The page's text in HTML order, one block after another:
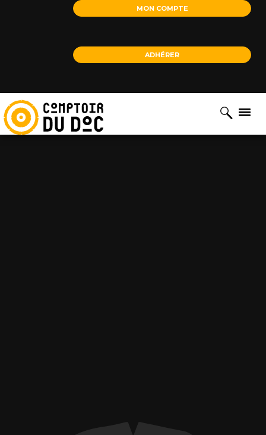
MON COMPTE
ADHÉRER
Cookies management panel